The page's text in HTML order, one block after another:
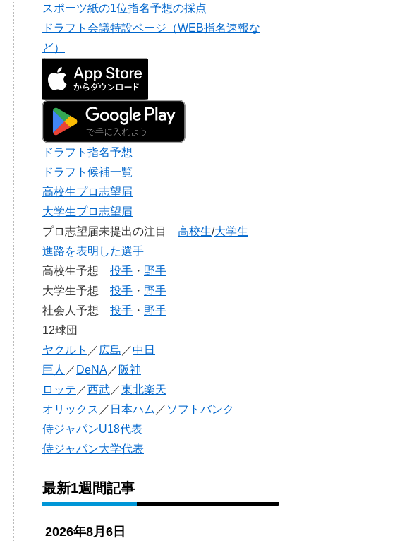
スポーツ紙の1位指名予想の採点
ドラフト会議特設ページ（WEB指名速報な
ど）
ドラフト指名予想
ドラフト候補一覧
高校生プロ志望届
大学生プロ志望届
プロ志望届未提出の注目 高校生/大学生
進路を表明した選手
高校生予想 投手 ・ 野手
大学生予想 投手 ・ 野手
社会人予想 投手 ・ 野手
12球団
ヤクルト ／ 広島 ／中日
巨人 ／ DeNA ／ 阪神
ロッテ ／西武 ／東北楽天
オリックス ／ 日本ハム ／ ソフトバンク
侍ジャパンU18代表
侍ジャパン大学代表
最新1週間記事
2026年8月6日